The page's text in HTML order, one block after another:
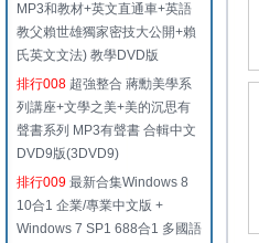
MP3和教材+英文直通車+英語
教父賴世雄獨家密技大公開+賴
氏英文文法) 教學DVD版
排行008 超強整合 蔣勳美學系
列講座+文學之美+美的沉思有
聲書系列 MP3有聲書 合輯中文
DVD9版(3DVD9)
排行009 最新合集Windows 8
10合1 企業/專業中文版 +
Windows 7 SP1 688合1 多國語